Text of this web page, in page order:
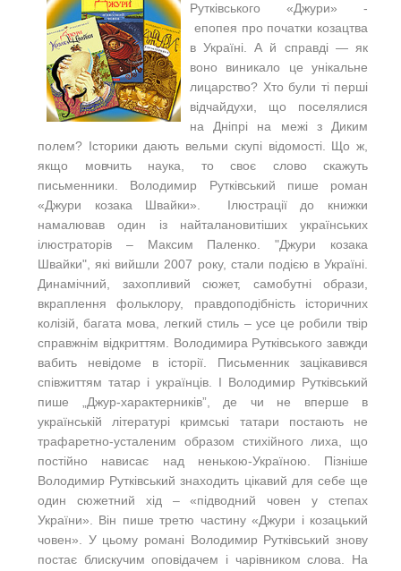
Рутківського «Джури» -
епопея про початки козацтва
в Україні. А й справді — як
воно виникало це унікальне
лицарство? Хто були ті перші
відчайдухи, що поселялися
на Дніпрі на межі з Диким
полем? Історики дають вельми скупі відомості. Що ж,
якщо мовчить наука, то своє слово скажуть
письменники. Володимир Рутківський пише роман
«Джури козака Швайки». Ілюстрації до книжки
намалював один із найталановитіших українських
ілюстраторів – Максим Паленко. "Джури козака
Швайки", які вийшли 2007 року, стали подією в Україні.
Динамічний, захопливий сюжет, самобутні образи,
вкраплення фольклору, правдоподібність історичних
колізій, багата мова, легкий стиль – усе це робили твір
справжнім відкриттям. Володимира Рутківського завжди
вабить невідоме в історії. Письменник зацікавився
співжиттям татар і українців. І Володимир Рутківський
пише „Джур-характерників”, де чи не вперше в
українській літературі кримські татари постають не
трафаретно-усталеним образом стихійного лиха, що
постійно нависає над ненькою-Україною. Пізніше
Володимир Рутківський знаходить цікавий для себе ще
один сюжетний хід – «підводний човен у степах
України». Він пише третю частину «Джури і козацький
човен». У цьому романі Володимир Рутківський знову
постає блискучим оповідачем і чарівником слова. На